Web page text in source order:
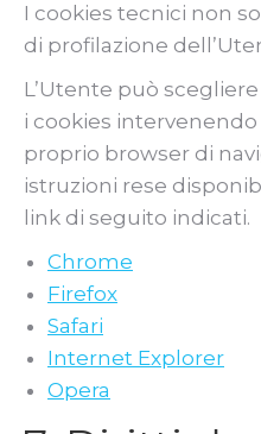
I cookies tecnici non
di profilazione
L’Utente può
i cookies
proprio browser di
istruzioni rese
link di seguito indicati.
Chrome
Firefox
Safari
Internet Explorer
Opera